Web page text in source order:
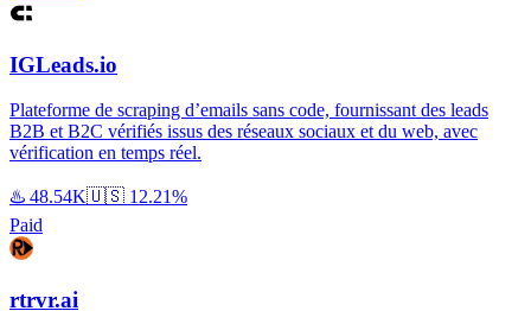
IGLeads.io
Plateforme de scraping d’emails sans code, fournissant des leads
B2B et B2C vérifiés issus des réseaux sociaux et du web, avec
vérification en temps réel.
♨️ 48.54K🇺🇸 12.21%
Paid
rtrvr.ai